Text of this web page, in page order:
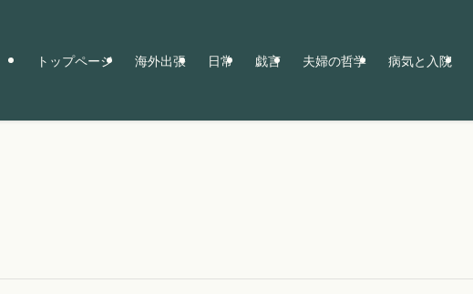
トップページ 海外出張 日常 戯言 夫婦の哲学 病気と入院